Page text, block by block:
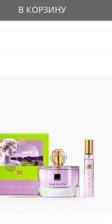
В КОРЗИНУ